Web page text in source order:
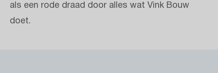
als een rode draad door alles wat Vink Bouw
doet.